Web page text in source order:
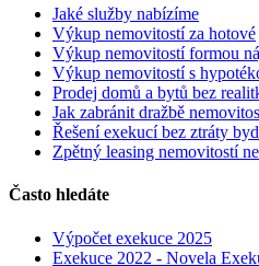
Jaké služby nabízíme
Výkup nemovitostí za hotové
Výkup nemovitostí formou
Výkup nemovitostí s
Prodej domů a bytů bez
Jak zabránit dražbě
Řešení exekucí bez ztráty
Zpětný leasing nemovitostí
Často hledáte
Výpočet exekuce 2025
Exekuce 2022 - Novela